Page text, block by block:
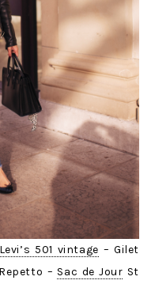
501 vintage – Gilet
– Sac de Jour St